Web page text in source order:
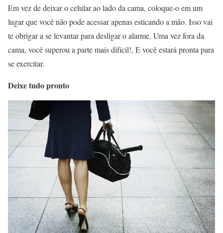
Em vez de deixar o celular ao lado da cama, coloque-o em um
lugar que você não pode acessar apenas esticando a mão. Isso vai
te obrigar a se levantar para desligar o alarme. Uma vez fora da
cama, você superou a parte mais difícil!, E você estará pronta para
se exercitar.
Deixe tudo pronto